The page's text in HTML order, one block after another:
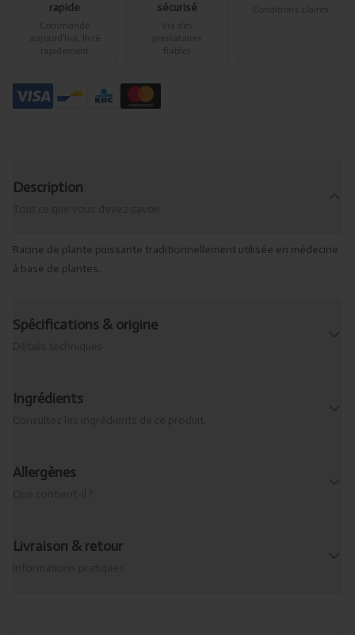
rapide
Commandé
aujourd’hui, livré
rapidement
sécurisé
Via des
prestataires
fiables
Conditions claires
Description
Racine de plante puissante traditionnellement utilisée en médecine
à base de plantes.
Spécifications & origine
Ingrédients
Allergènes
Livraison & retour